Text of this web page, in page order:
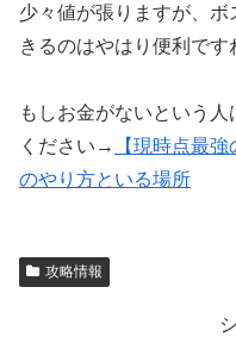
少々値が張りますが、
きるのはやはり便利です
もしお金がないという
ください→
【現時点最
のやり方といる場所
攻略情報